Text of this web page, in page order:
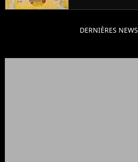
DERNIÈRES NEWS